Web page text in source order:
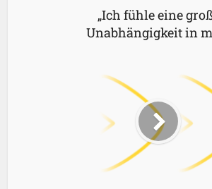
„Ich fühle eine
Unabhängigkeit in